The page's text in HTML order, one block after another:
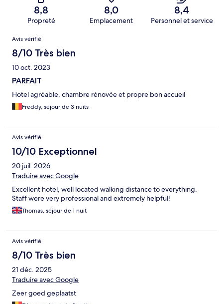
8,8
Propreté
8,0
Emplacement
8,4
Personnel et service
Avis
Avis vérifié
8/10 Très bien
10 oct. 2023
PARFAIT
Hotel agréable, chambre rénovée et propre bon accueil
Freddy, séjour de 3 nuits
Avis vérifié
10/10 Exceptionnel
20 juil. 2026
Traduire avec Google
Excellent hotel, well located walking distance to everything.
Staff were very professional and extremely helpful!
Thomas, séjour de 1 nuit
Avis vérifié
8/10 Très bien
21 déc. 2025
Traduire avec Google
Zeer goed geplaatst